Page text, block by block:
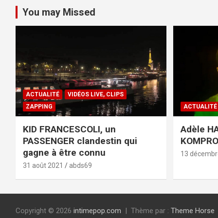
You may Missed
ACTUALITÉ
VIDÉOS LIVE, CLIPS
ZAPPING
KID FRANCESCOLI, un
PASSENGER clandestin qui
gagne à être connu
31 août 2021 abds69
ACTUALITÉ
Adèle
13
Copyright © 2026 intimepop.com Thème par : Theme Horse